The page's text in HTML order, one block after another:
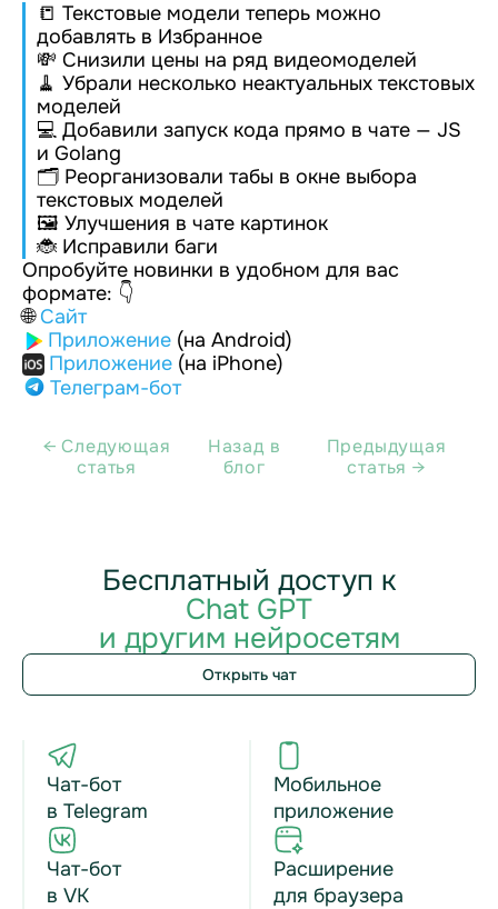
📒 Текстовые модели теперь можно
добавлять в Избранное
💸 Снизили цены на ряд видеомоделей
🧹 Убрали несколько неактуальных текстовых
моделей
💻 Добавили запуск кода прямо в чате — JS
и Golang
🗂️ Реорганизовали табы в окне выбора
текстовых моделей
🖼️ Улучшения в чате картинок
🐞 Исправили баги
Опробуйте новинки в удобном для вас
формате: 👇
🌐Сайт
Приложение (на Android)
Приложение (на iPhone)
Телеграм-бот
← Cледующая
статья
Назад в
блог
Предыдущая
статья →
Бесплатный доступ к
Chat GPT
и другим нейросетям
Открыть чат
Чат-бот
в Telegram
Чат-бот
в VK
Мобильное
приложение
Расширение
для браузера